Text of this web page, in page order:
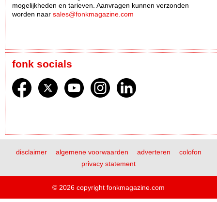
mogelijkheden en tarieven. Aanvragen kunnen verzonden
worden naar sales@fonkmagazine.com
fonk socials
disclaimer algemene voorwaarden adverteren
colofon
privacy statement
© 2026 copyright fonkmagazine.com